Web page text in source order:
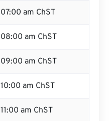
07:00 am ChST
08:00 am ChST
09:00 am ChST
10:00 am ChST
11:00 am ChST